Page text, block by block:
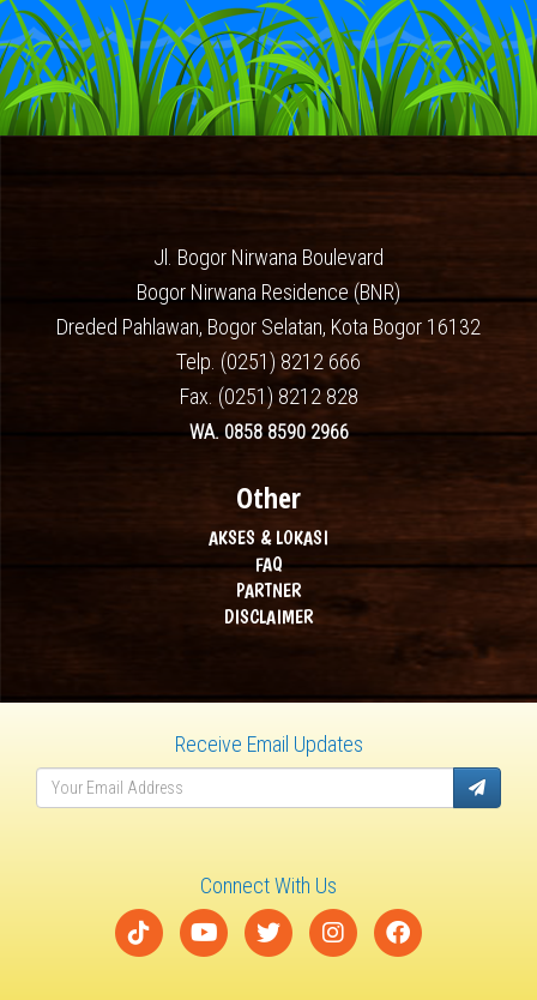
Jl. Bogor Nirwana Boulevard
Bogor Nirwana Residence (BNR)
Dreded Pahlawan, Bogor Selatan, Kota Bogor 16132
Telp. (0251) 8212 666
Fax. (0251) 8212 828
WA. 0858 8590 2966
Other
AKSES & LOKASI
FAQ
PARTNER
DISCLAIMER
Receive Email Updates
Connect With Us